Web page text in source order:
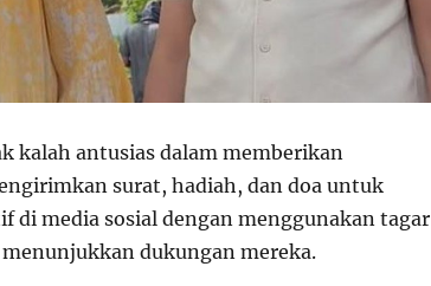
kalah antusias dalam memberikan
surat, hadiah, dan doa untuk
di media sosial dengan menggunakan tagar
dukungan mereka.